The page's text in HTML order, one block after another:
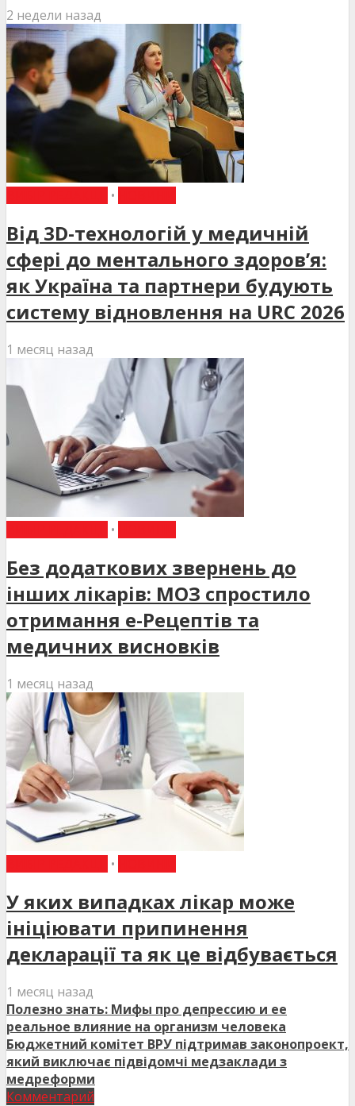
2 недели назад
•
Від 3D-технологій у медичній
сфері до ментального здоров’я:
як Україна та партнери будують
систему відновлення на URC 2026
1 месяц назад
•
Без додаткових звернень до
інших лікарів: МОЗ спростило
отримання е-Рецептів та
медичних висновків
1 месяц назад
•
У яких випадках лікар може
ініціювати припинення
декларації та як це відбувається
1 месяц назад
Полезно знать: Мифы про депрессию и ее
реальное влияние на организм человека
Бюджетний комітет ВРУ підтримав законопроект,
який виключає підвідомчі медзаклади з
медреформи
Комментарий